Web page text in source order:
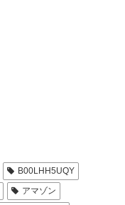
B00LHH5UQY
アマゾン